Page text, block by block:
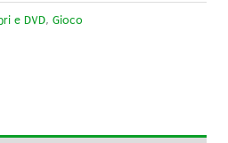
e DVD, Gioco